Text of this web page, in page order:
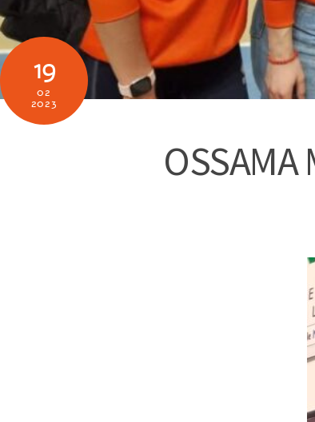
19
02
2023
OSSAMA